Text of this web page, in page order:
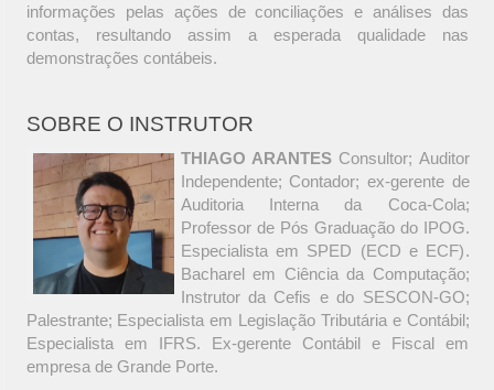
informações pelas ações de conciliações e análises das
contas, resultando assim a esperada qualidade nas
demonstrações contábeis.
SOBRE O INSTRUTOR
THIAGO ARANTESConsultor; Auditor
Independente; Contador; ex-gerente de
Auditoria Interna da Coca-Cola;
Professor de Pós Graduação do IPOG.
Especialista em SPED (ECD e ECF).
Bacharel em Ciência da Computação;
Instrutor da Cefis e do SESCON-GO;
Palestrante; Especialista em Legislação Tributária e Contábil;
Especialista em IFRS. Ex-gerente Contábil e Fiscal em
empresa de Grande Porte.